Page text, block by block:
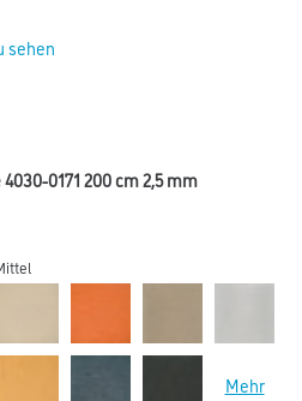
sehen
0171 200 cm 2,5 mm
Mehr